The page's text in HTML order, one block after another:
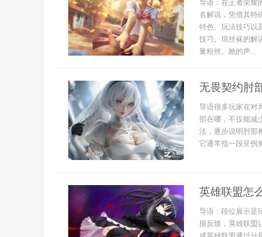
导语：在王者荣耀
名解说，凭借其特
特色、玩法技巧以
技巧。琪丝袜的解
量粉丝。她的声...
无畏契约肘
导语很多玩家在对
部在哪，不仅能减
法，逐步说明肘部
它通常指一段呈拐
英雄联盟怎
导语：段位展示是
据反馈，英雄联盟